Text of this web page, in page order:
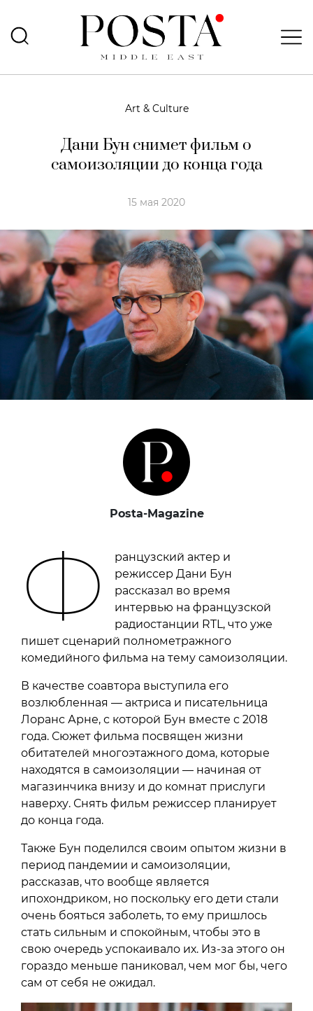
Art & Culture
Дани Бун снимет фильм о
самоизоляции до конца года
15 мая 2020
Posta-Magazine
Ф
ранцузский актер и
режиссер Дани Бун
рассказал во время
интервью на французской
радиостанции RTL, что уже
пишет сценарий полнометражного
комедийного фильма на тему самоизоляции.
В качестве соавтора выступила его
возлюбленная — актриса и писательница
Лоранс Арне, с которой Бун вместе с 2018
года. Сюжет фильма посвящен жизни
обитателей многоэтажного дома, которые
находятся в самоизоляции — начиная от
магазинчика внизу и до комнат прислуги
наверху. Снять фильм режиссер планирует
до конца года.
Также Бун поделился своим опытом жизни в
период пандемии и самоизоляции,
рассказав, что вообще является
ипохондриком, но поскольку его дети стали
очень бояться заболеть, то ему пришлось
стать сильным и спокойным, чтобы это в
свою очередь успокаивало их. Из-за этого он
гораздо меньше паниковал, чем мог бы, чего
сам от себя не ожидал.